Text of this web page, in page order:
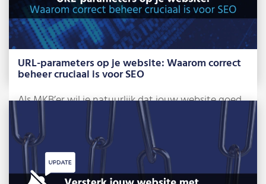
URL-parameters op je website: Waarom correct
beheer cruciaal is voor SEO
Als MKB’er wil je natuurlijk dat jouw website goed
scoort in Google. Maar wist […]
Lees meer »